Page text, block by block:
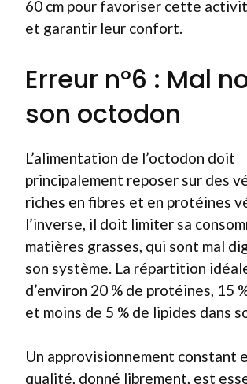
60 cm pour favoriser cette
et garantir leur confort.
Erreur n°6 : Mal
son octodon
L’alimentation de l’octodon doit
principalement reposer sur des
riches en fibres et en protéines
l’inverse, il doit limiter sa
matières grasses, qui sont mal
son système. La répartition
d’environ 20 % de protéines, 15
et moins de 5 % de lipides dans
Un approvisionnement constant
qualité, donné librement, est